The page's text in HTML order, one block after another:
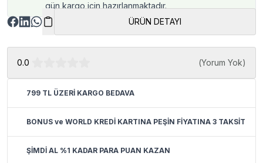
gün kargo için hazırlanmaktadır.
ÜRÜN DETAYI
0.0 (Yorum Yok)
799 TL ÜZERİ KARGO BEDAVA
BONUS ve WORLD KREDİ KARTINA PEŞİN FİYATINA 3 TAKSİT
ŞİMDİ AL %1 KADAR PARA PUAN KAZAN